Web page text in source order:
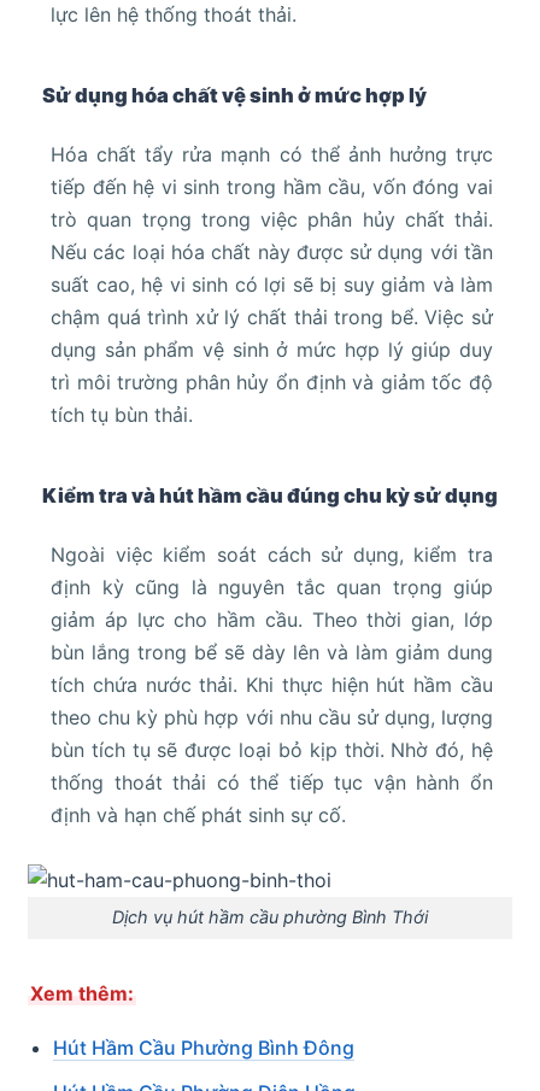
lực lên hệ thống thoát thải.
Sử dụng hóa chất vệ sinh ở mức hợp lý
Hóa chất tẩy rửa mạnh có thể ảnh hưởng trực
tiếp đến hệ vi sinh trong hầm cầu, vốn đóng vai
trò quan trọng trong việc phân hủy chất thải.
Nếu các loại hóa chất này được sử dụng với tần
suất cao, hệ vi sinh có lợi sẽ bị suy giảm và làm
chậm quá trình xử lý chất thải trong bể. Việc sử
dụng sản phẩm vệ sinh ở mức hợp lý giúp duy
trì môi trường phân hủy ổn định và giảm tốc độ
tích tụ bùn thải.
Kiểm tra và hút hầm cầu đúng chu kỳ sử dụng
Ngoài việc kiểm soát cách sử dụng, kiểm tra
định kỳ cũng là nguyên tắc quan trọng giúp
giảm áp lực cho hầm cầu. Theo thời gian, lớp
bùn lắng trong bể sẽ dày lên và làm giảm dung
tích chứa nước thải. Khi thực hiện hút hầm cầu
theo chu kỳ phù hợp với nhu cầu sử dụng, lượng
bùn tích tụ sẽ được loại bỏ kịp thời. Nhờ đó, hệ
thống thoát thải có thể tiếp tục vận hành ổn
định và hạn chế phát sinh sự cố.
Dịch vụ hút hầm cầu phường Bình Thới
Xem thêm:
Hút Hầm Cầu Phường Bình Đông